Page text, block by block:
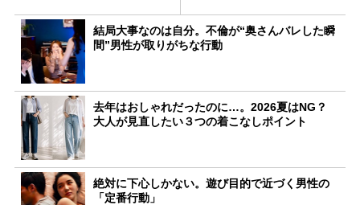
結局大事なのは自分。不倫が“奥さんバレした瞬
間”男性が取りがちな行動
去年はおしゃれだったのに…。2026夏はNG？
大人が見直したい３つの着こなしポイント
絶対に下心しかない。遊び目的で近づく男性の
「定番行動」